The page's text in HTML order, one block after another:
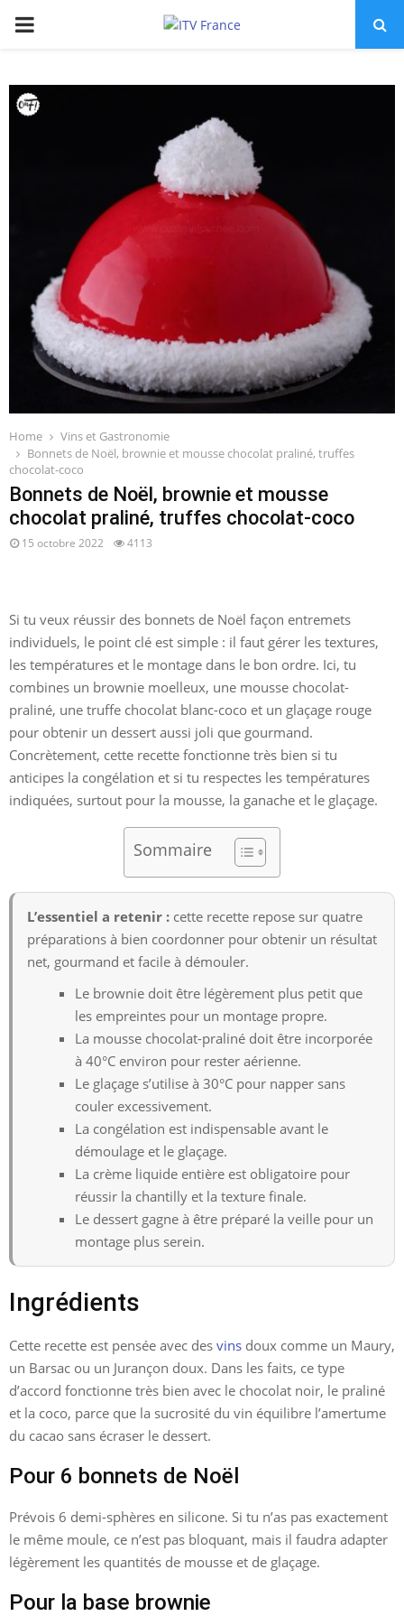
PRIMARY
Home
Vins et Gastronomie
Bonnets de Noël, brownie et mousse chocolat praliné, truffes
chocolat-coco
Bonnets de Noël, brownie et mousse
chocolat praliné, truffes chocolat-coco
15 octobre 2022 4113
Si tu veux réussir des bonnets de Noël façon entremets
individuels, le point clé est simple : il faut gérer les textures,
les températures et le montage dans le bon ordre. Ici, tu
combines un brownie moelleux, une mousse chocolat-
praliné, une truffe chocolat blanc-coco et un glaçage rouge
pour obtenir un dessert aussi joli que gourmand.
Concrètement, cette recette fonctionne très bien si tu
anticipes la congélation et si tu respectes les températures
indiquées, surtout pour la mousse, la ganache et le glaçage.
Sommaire
L’essentiel a retenir : cette recette repose sur quatre
préparations à bien coordonner pour obtenir un résultat
net, gourmand et facile à démouler.
Le brownie doit être légèrement plus petit que
les empreintes pour un montage propre.
La mousse chocolat-praliné doit être incorporée
à 40°C environ pour rester aérienne.
Le glaçage s’utilise à 30°C pour napper sans
couler excessivement.
La congélation est indispensable avant le
démoulage et le glaçage.
La crème liquide entière est obligatoire pour
réussir la chantilly et la texture finale.
Le dessert gagne à être préparé la veille pour un
montage plus serein.
Ingrédients
Cette recette est pensée avec des vins doux comme un Maury,
un Barsac ou un Jurançon doux. Dans les faits, ce type
d’accord fonctionne très bien avec le chocolat noir, le praliné
et la coco, parce que la sucrosité du vin équilibre l’amertume
du cacao sans écraser le dessert.
Pour 6 bonnets de Noël
Prévois 6 demi-sphères en silicone. Si tu n’as pas exactement
le même moule, ce n’est pas bloquant, mais il faudra adapter
légèrement les quantités de mousse et de glaçage.
Pour la base brownie